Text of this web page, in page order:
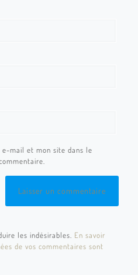
e-mail et mon site dans le
les indésirables. En savoir
de vos commentaires sont